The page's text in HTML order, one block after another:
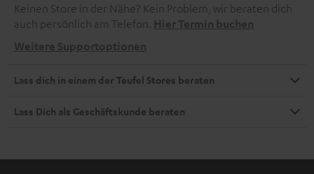
Keinen Store in der Nähe? Kein Problem, wir beraten dich
auch persönlich am Telefon. Hier Termin buchen
Weitere Supportoptionen
Lass dich in einem der Teufel Stores beraten
Lass Dich als Geschäftskunde beraten